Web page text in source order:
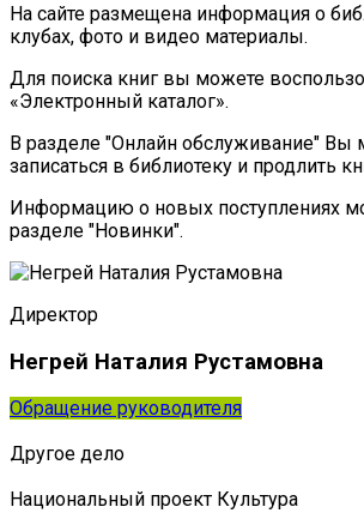
На сайте размещена информация о
клубах, фото и видео материалы.
Для поиска книг вы можете
«Электронный каталог».
В разделе "Онлайн обслуживание" Вы
записаться в библиотеку и продлить
Информацию о новых поступлениях
разделе "Новинки".
Директор
Негрей Наталия Рустамовна
Обращение руководителя
Другое дело
Национальный проект Культура